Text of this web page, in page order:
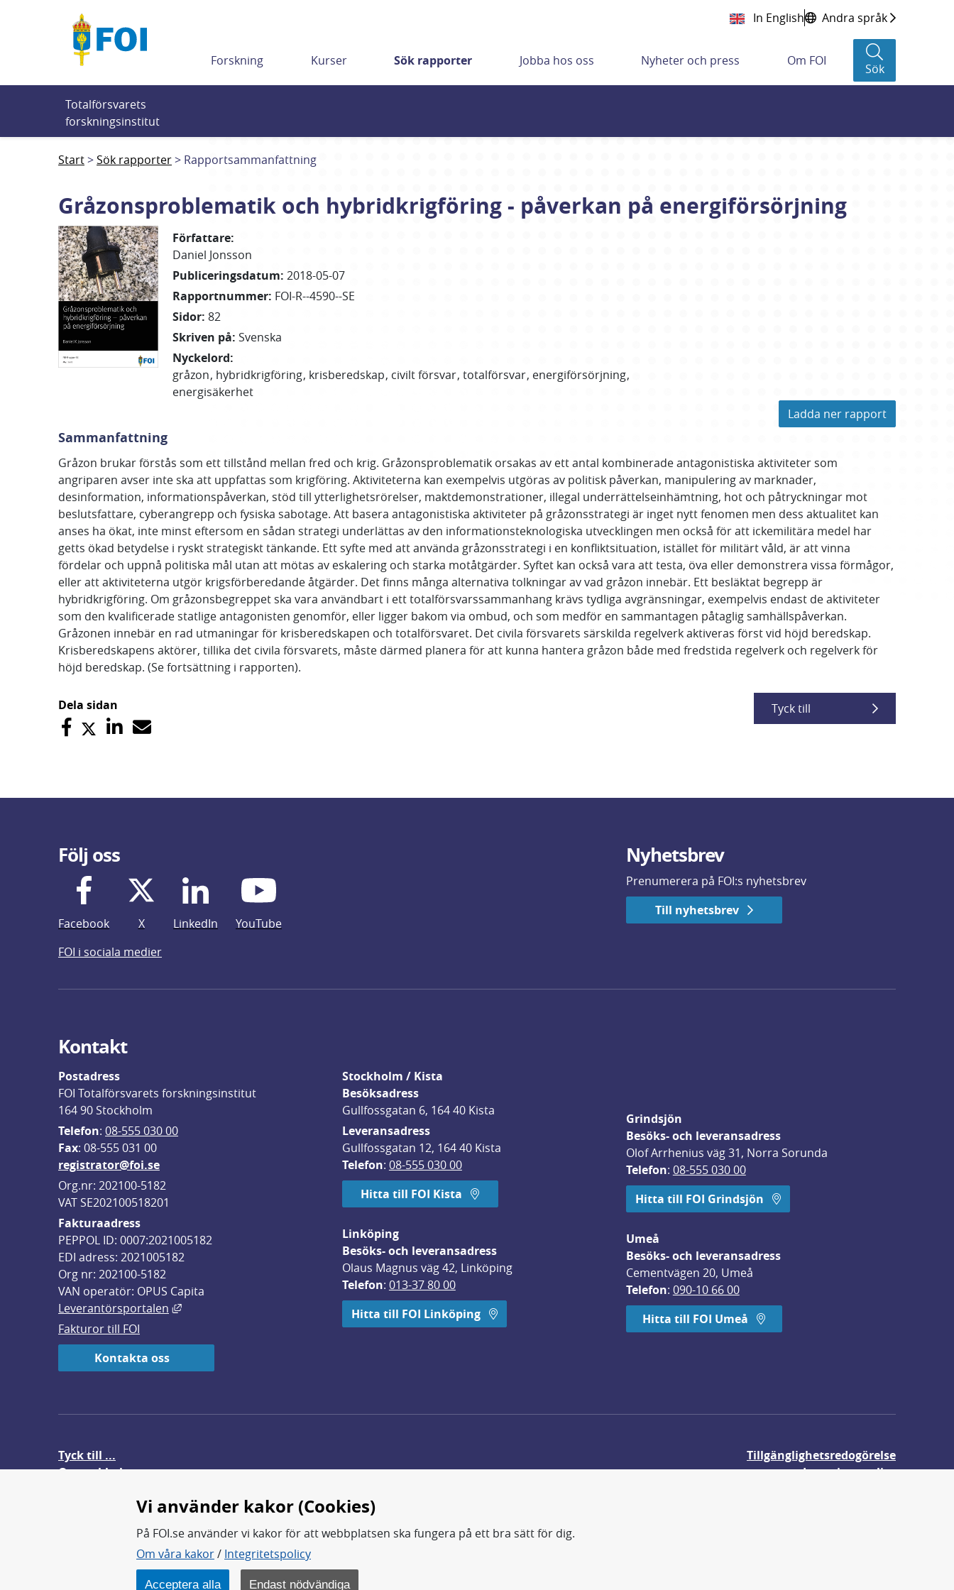
In English Andra språk
Forskning Kurser Sök rapporter Jobba hos oss Nyheter och press Om FOI
Sök
Totalförsvarets
forskningsinstitut
Start Sök rapporter Rapportsammanfattning
Gråzonsproblematik och hybridkrigföring - påverkan på energiförsörjning
Författare:
Daniel Jonsson
Publiceringsdatum: 2018-05-07
Rapportnummer: FOI-R--4590--SE
Sidor: 82
Skriven på: Svenska
Nyckelord:
gråzon hybridkrigföring krisberedskap civilt försvar totalförsvar energiförsörjning
energisäkerhet
Ladda ner rapport
Sammanfattning
Gråzon brukar förstås som ett tillstånd mellan fred och krig. Gråzonsproblematik orsakas av ett antal kombinerade antagonistiska aktiviteter som
angriparen avser inte ska att uppfattas som krigföring. Aktiviteterna kan exempelvis utgöras av politisk påverkan, manipulering av marknader,
desinformation, informationspåverkan, stöd till ytterlighetsrörelser, maktdemonstrationer, illegal underrättelseinhämtning, hot och påtryckningar mot
beslutsfattare, cyberangrepp och fysiska sabotage. Att basera antagonistiska aktiviteter på gråzonsstrategi är inget nytt fenomen men dess aktualitet kan
anses ha ökat, inte minst eftersom en sådan strategi underlättas av den informationsteknologiska utvecklingen men också för att ickemilitära medel har
getts ökad betydelse i ryskt strategiskt tänkande. Ett syfte med att använda gråzonsstrategi i en konfliktsituation, istället för militärt våld, är att vinna
fördelar och uppnå politiska mål utan att mötas av eskalering och starka motåtgärder. Syftet kan också vara att testa, öva eller demonstrera vissa förmågor,
eller att aktiviteterna utgör krigsförberedande åtgärder. Det finns många alternativa tolkningar av vad gråzon innebär. Ett besläktat begrepp är
hybridkrigföring. Om gråzonsbegreppet ska vara användbart i ett totalförsvarssammanhang krävs tydliga avgränsningar, exempelvis endast de aktiviteter
som den kvalificerade statlige antagonisten genomför, eller ligger bakom via ombud, och som medför en sammantagen påtaglig samhällspåverkan.
Gråzonen innebär en rad utmaningar för krisberedskapen och totalförsvaret. Det civila försvarets särskilda regelverk aktiveras först vid höjd beredskap.
Krisberedskapens aktörer, tillika det civila försvarets, måste därmed planera för att kunna hantera gråzon både med fredstida regelverk och regelverk för
höjd beredskap. (Se fortsättning i rapporten).
Dela sidan Tyck till
Följ oss
Facebook X LinkedIn
YouTube
FOI i sociala medier
Nyhetsbrev
Prenumerera på FOI:s nyhetsbrev
Till nyhetsbrev
Kontakt
Postadress
FOI Totalförsvarets forskningsinstitut
164 90 Stockholm
Telefon: 08-555 030 00
Fax: 08-555 031 00
registrator@foi.se
Org.nr: 202100-5182
VAT SE202100518201
Fakturaadress
PEPPOL ID: 0007:2021005182
EDI adress: 2021005182
Org nr: 202100-5182
VAN operatör: OPUS Capita
Leverantörsportalen
Länk till annan webbplats, öppnas i nytt fönster.
Fakturor till FOI
Kontakta oss
Stockholm / Kista
Besöksadress
Gullfossgatan 6, 164 40 Kista
Leveransadress
Gullfossgatan 12, 164 40 Kista
Telefon: 08-555 030 00
Hitta till FOI Kista
Linköping
Besöks- och leveransadress
Olaus Magnus väg 42, Linköping
Telefon: 013-37 80 00
Hitta till FOI Linköping
Grindsjön
Besöks- och leveransadress
Olof Arrhenius väg 31, Norra Sorunda
Telefon: 08-555 030 00
Hitta till FOI Grindsjön
Umeå
Besöks- och leveransadress
Cementvägen 20, Umeå
Telefon: 090-10 66 00
Hitta till FOI Umeå
Tyck till ...
Om webbplatsen
Tillgänglighetsredogörelse
Integritetspolicy
FOI forskar för en säkrare värld.
FOI:s kärnverksamhet är forskning, metod- och teknikutveckling samt analyser och studier.
Vi använder kakor (Cookies)
På FOI.se använder vi kakor för att webbplatsen ska fungera på ett bra sätt för dig.
Om våra kakor/ Integritetspolicy
Acceptera alla Endast nödvändiga